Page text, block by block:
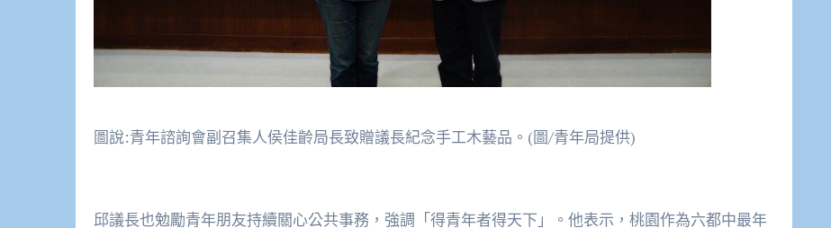
圖說:青年諮詢會副召集人侯佳齡局長致贈議長紀念手工木藝品。(圖/青年局提供)
邱議長也勉勵青年朋友持續關心公共事務，強調「得青年者得天下」。他表示，桃園作為六都中最年